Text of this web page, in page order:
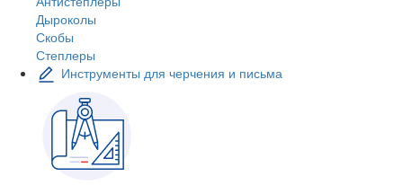
Дыроколы
Скобы
Степлеры
Инструменты для черчения и письма